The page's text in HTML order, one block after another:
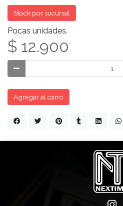
Stock por sucursal
Pocas unidades.
$ 12.900
Agregar al carro